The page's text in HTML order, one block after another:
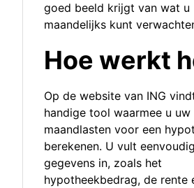
goed beeld krijgt van wat u
maandelijks kunt
Hoe werkt
Op de website van ING
handige tool waarmee u uw
maandlasten voor een
berekenen. U vult
gegevens in, zoals het
hypotheekbedrag, de rente